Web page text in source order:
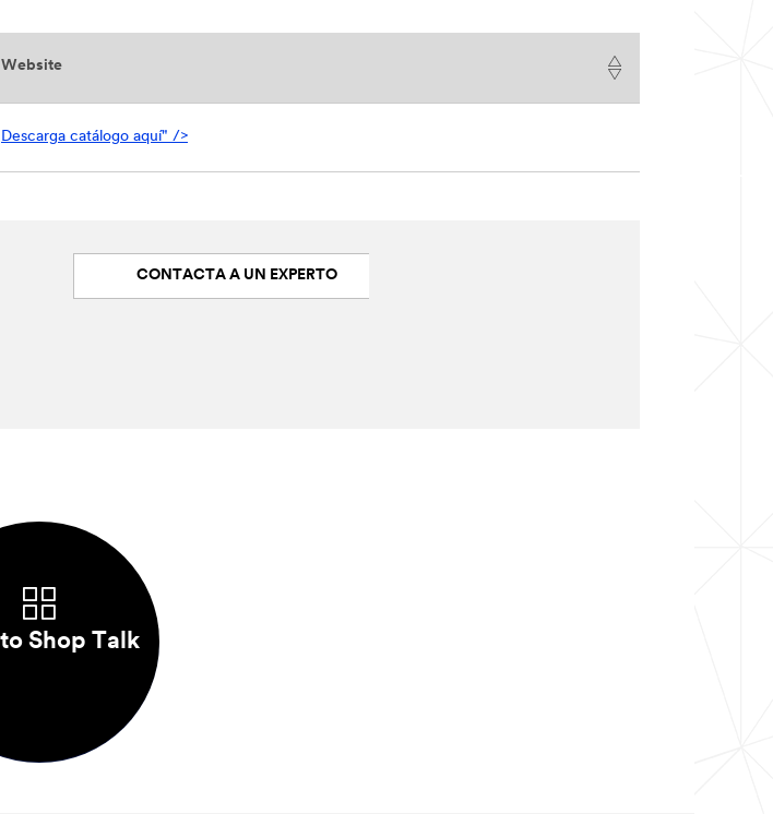
Website
Descarga catálogo aquí" />
CONTACTA A UN EXPERTO
Shop Talk